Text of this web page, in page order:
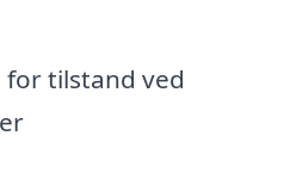
tilstand ved